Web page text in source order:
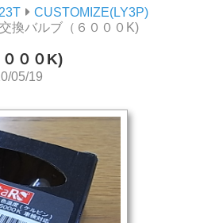
CUSTOMIZE(LY3P)
換バルブ（６０００K)
００K)
05/19